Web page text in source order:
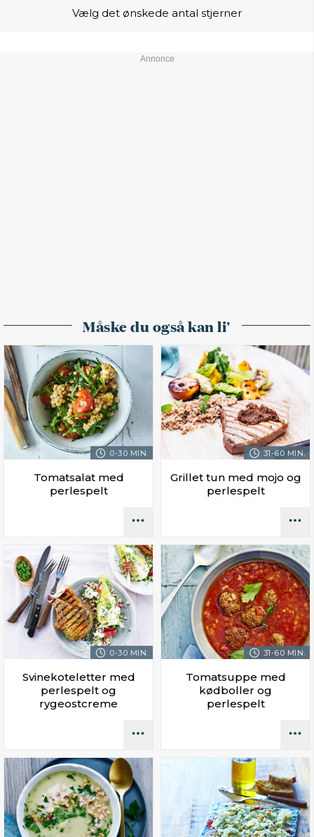
Vælg det ønskede antal stjerner
Måske du også kan li'
0-30 MIN.
Tomatsalat med
perlespelt
31-60 MIN.
Grillet tun med mojo og
perlespelt
0-30 MIN.
Svinekoteletter med
perlespelt og
rygeostcreme
31-60 MIN.
Tomatsuppe med
kødboller og
perlespelt